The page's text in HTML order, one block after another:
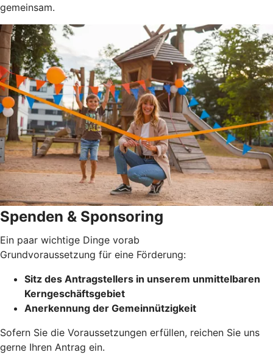
gemeinsam.
Spenden & Sponsoring
Ein paar wichtige Dinge vorab
Grundvoraussetzung für eine Förderung:
Sitz des Antragstellers in unserem unmittelbaren
Kerngeschäftsgebiet
Anerkennung der Gemeinnützigkeit
Sofern Sie die Voraussetzungen erfüllen, reichen Sie uns
gerne Ihren Antrag ein.